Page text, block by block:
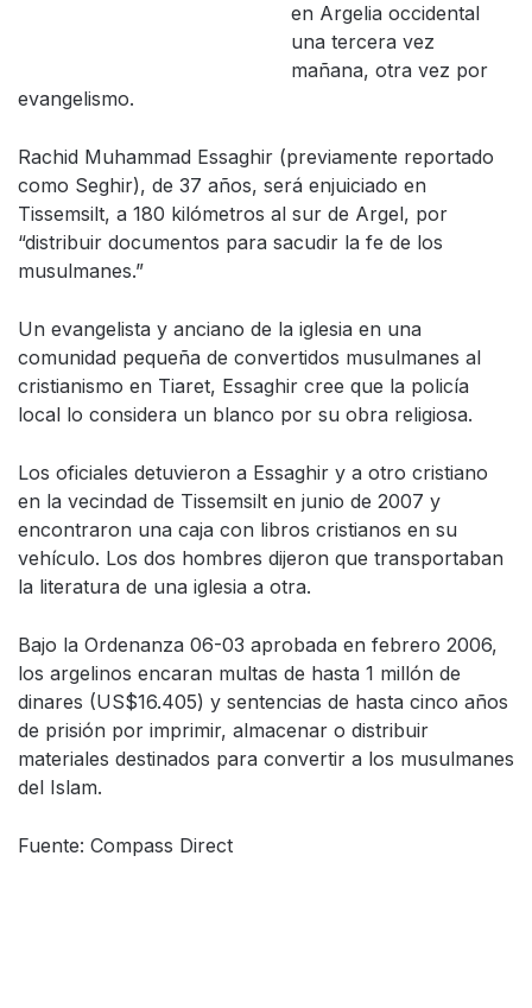
en Argelia occidental
una tercera vez
mañana, otra vez por
evangelismo.
Rachid Muhammad Essaghir (previamente reportado
como Seghir), de 37 años, será enjuiciado en
Tissemsilt, a 180 kilómetros al sur de Argel, por
“distribuir documentos para sacudir la fe de los
musulmanes.”
Un evangelista y anciano de la iglesia en una
comunidad pequeña de convertidos musulmanes al
cristianismo en Tiaret, Essaghir cree que la policía
local lo considera un blanco por su obra religiosa.
Los oficiales detuvieron a Essaghir y a otro cristiano
en la vecindad de Tissemsilt en junio de 2007 y
encontraron una caja con libros cristianos en su
vehículo. Los dos hombres dijeron que transportaban
la literatura de una iglesia a otra.
Bajo la Ordenanza 06-03 aprobada en febrero 2006,
los argelinos encaran multas de hasta 1 millón de
dinares (US$16.405) y sentencias de hasta cinco años
de prisión por imprimir, almacenar o distribuir
materiales destinados para convertir a los musulmanes
del Islam.
Fuente: Compass Direct